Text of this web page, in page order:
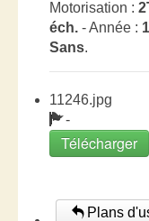
Motorisation :
éch. - Année :
Sans.
11246.jpg
-
Télécharger
Plans